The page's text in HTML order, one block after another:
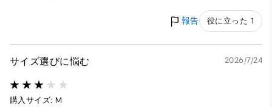
報告 役に立った 1
サイズ選びに悩む 2026/7/24
購入サイズ: M